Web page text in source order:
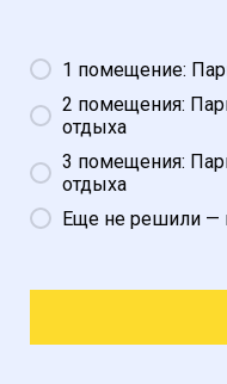
1 помещение:
2 помещения:
отдыха
3 помещения:
отдыха
Еще не решили —